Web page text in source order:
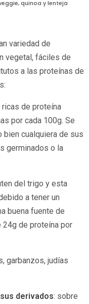
quinoa y lenteja
variedad de
vegetal, fáciles de
a las proteínas de
de proteína
por cada 100g. Se
bien cualquiera de sus
germinados o la
del trigo y esta
a tener un
buena fuente de
24g de proteína por
garbanzos, judías
derivados: sobre